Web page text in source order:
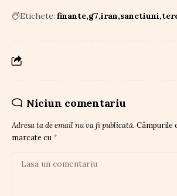
Etichete: finante g7 iran sanctiuni
Niciun comentariu
Adresa ta de email nu va fi publicată. Câmpurile
marcate cu *